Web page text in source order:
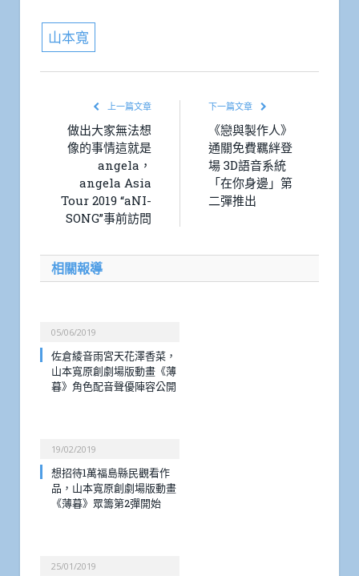
山本寬
上一篇文章
做出大家無法想
像的事情這就是
angela，
angela Asia
Tour 2019 “aNI-
SONG”事前訪問
下一篇文章
《戀與製作人》
通關免費羈絆登
場 3D語音系統
「在你身邊」第
二彈推出
相關報導
05/06/2019
佐倉綾音雨宮天花澤香菜，
山本寬原創劇場版動畫《薄
暮》角色配音聲優陣容公開
19/02/2019
想招待1萬福島縣民觀看作
品，山本寬原創劇場版動畫
《薄暮》眾籌第2彈開始
25/01/2019